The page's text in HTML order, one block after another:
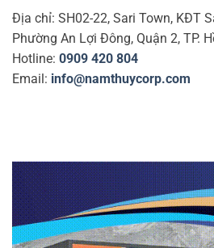
Địa chỉ: SH02-22, Sari Town, KĐT
Phường An Lợi Đông, Quận 2, TP.
Hotline: 0909 420 804
Email: info@namthuycorp.com